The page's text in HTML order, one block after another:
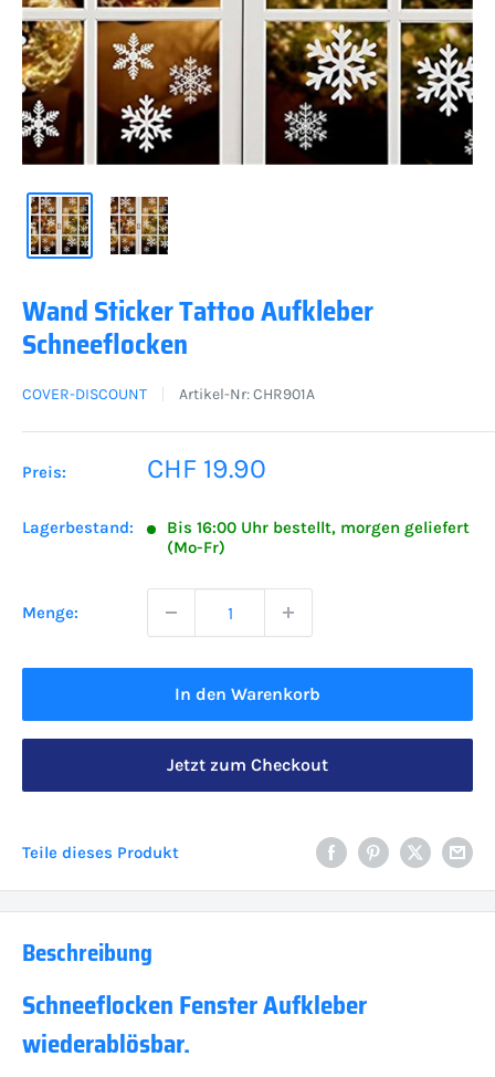
Wand Sticker Tattoo Aufkleber
Schneeflocken
COVER-DISCOUNT Artikel-Nr:CHR901A
Preis: Sonderpreis
CHF 19.90
Lagerbestand:
Bis 16:00 Uhr bestellt, morgen geliefert
(Mo-Fr)
Menge:
In den Warenkorb
Jetzt zum Checkout
Teile dieses Produkt
Beschreibung
Schneeflocken Fenster Aufkleber
wiederablösbar.